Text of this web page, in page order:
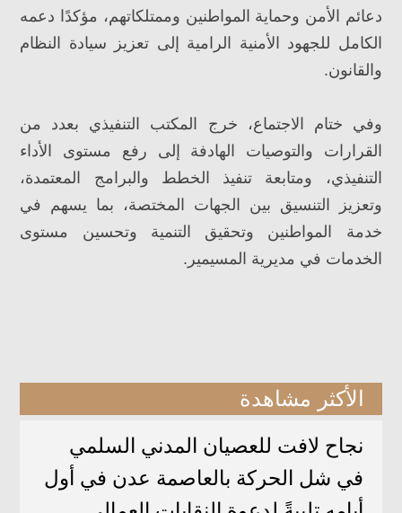
دعائم الأمن وحماية المواطنين وممتلكاتهم، مؤكدًا دعمه
الكامل للجهود الأمنية الرامية إلى تعزيز سيادة النظام
والقانون.
وفي ختام الاجتماع، خرج المكتب التنفيذي بعدد من
القرارات والتوصيات الهادفة إلى رفع مستوى الأداء
التنفيذي، ومتابعة تنفيذ الخطط والبرامج المعتمدة،
وتعزيز التنسيق بين الجهات المختصة، بما يسهم في
خدمة المواطنين وتحقيق التنمية وتحسين مستوى
الخدمات في مديرية المسيمير.
الأكثر مشاهدة
نجاح لافت للعصيان المدني السلمي
في شل الحركة بالعاصمة عدن في أول